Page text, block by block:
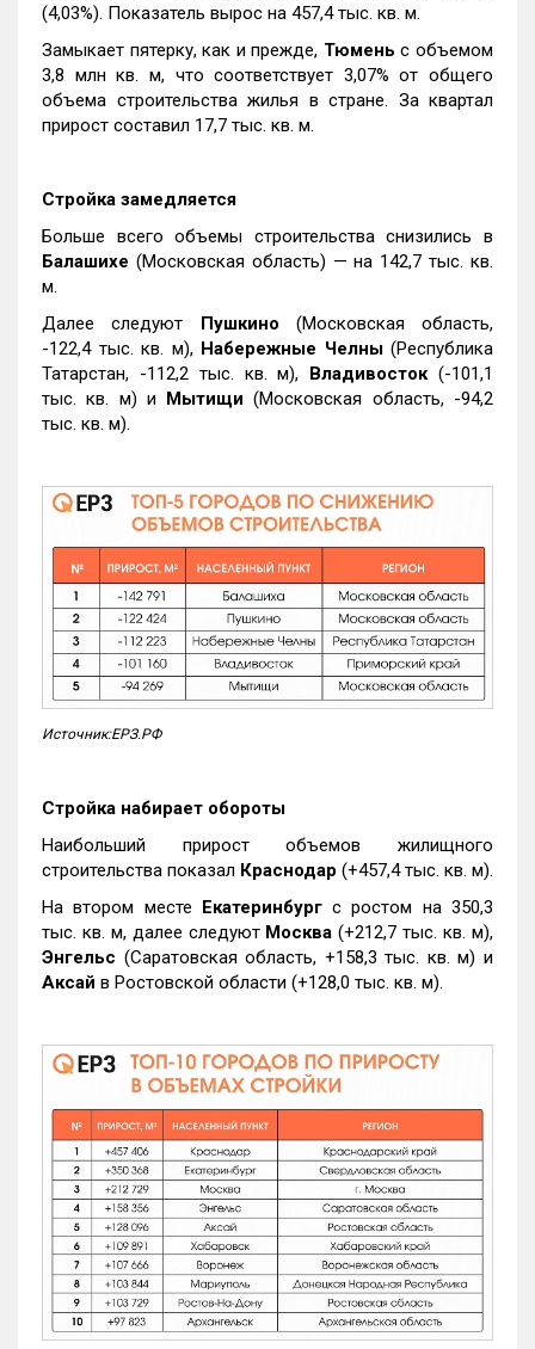
(4,03%). Показатель вырос на 457,4 тыс. кв. м.
Замыкает пятерку, как и прежде, Тюмень с объемом
3,8 млн кв. м, что соответствует 3,07% от общего
объема строительства жилья в стране. За квартал
прирост составил 17,7 тыс. кв. м.
Стройка замедляется
Больше всего объемы строительства снизились в
Балашихе (Московская область) — на 142,7 тыс. кв.
м.
Далее следуют Пушкино (Московская область,
-122,4 тыс. кв. м), Набережные Челны(Республика
Татарстан, -112,2 тыс. кв. м), Владивосток(-101,1
тыс. кв. м) и Мытищи (Московская область, -94,2
тыс. кв. м).
Источник:ЕРЗ.РФ
Стройка набирает обороты
Наибольший прирост объемов жилищного
строительства показал Краснодар (+457,4 тыс. кв. м).
На втором месте Екатеринбургс ростом на 350,3
тыс. кв. м, далее следуют Москва (+212,7 тыс. кв. м),
Энгельс (Саратовская область, +158,3 тыс. кв. м) и
Аксай в Ростовской области (+128,0 тыс. кв. м).